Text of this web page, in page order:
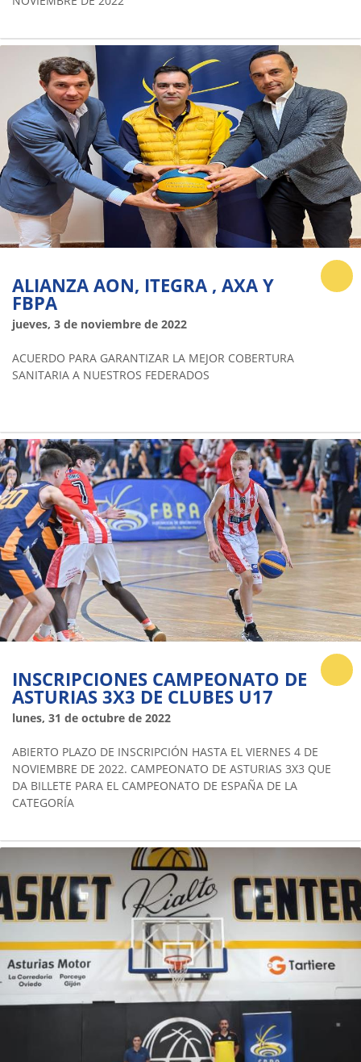
ALIANZA AON, ITEGRA , AXA Y
FBPA
jueves, 3 de noviembre de 2022
ACUERDO PARA GARANTIZAR LA MEJOR COBERTURA
SANITARIA A NUESTROS FEDERADOS
INSCRIPCIONES CAMPEONATO DE
ASTURIAS 3X3 DE CLUBES U17
lunes, 31 de octubre de 2022
ABIERTO PLAZO DE INSCRIPCIÓN HASTA EL VIERNES 4 DE
NOVIEMBRE DE 2022. CAMPEONATO DE ASTURIAS 3X3 QUE
DA BILLETE PARA EL CAMPEONATO DE ESPAÑA DE LA
CATEGORÍA